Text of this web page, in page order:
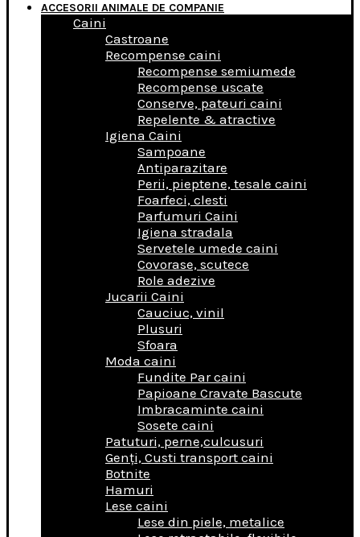
ACCESORII ANIMALE DE COMPANIE
Caini
Castroane
Recompense caini
Recompense semiumede
Recompense uscate
Conserve, pateuri caini
Repelente & atractive
Igiena Caini
Sampoane
Antiparazitare
Perii, pieptene, tesale caini
Foarfeci, clesti
Parfumuri Caini
Igiena stradala
Servetele umede caini
Covorase, scutece
Role adezive
Jucarii Caini
Cauciuc, vinil
Plusuri
Sfoara
Moda caini
Fundite Par caini
Papioane Cravate Bascute
Imbracaminte caini
Sosete caini
Patuturi, perne,culcusuri
Genţi, Custi transport caini
Botnite
Hamuri
Lese caini
Lese din piele, metalice